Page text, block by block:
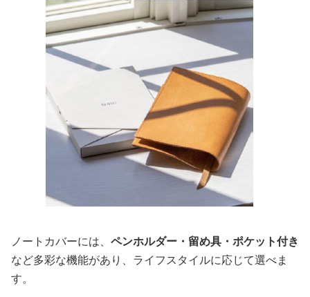
ノートカバーには、 ペンホルダー・留め具・ポケット付き
など多彩な機能があり、ライフスタイルに応じて選べま
す。